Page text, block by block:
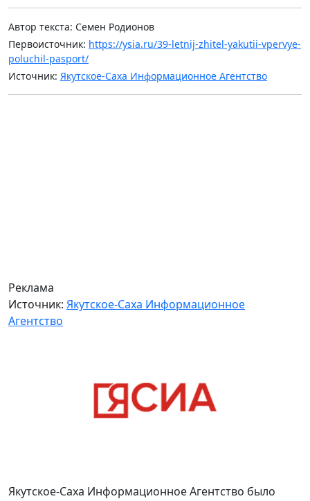
Автор текста: Семен Родионов
Первоисточник: https://ysia.ru/39-letnij-zhitel-yakutii-vpervye-
poluchil-pasport/
Источник: Якутское-Саха Информационное Агентство
Реклама
Источник: Якутское-Саха Информационное
Агентство
Якутское-Саха Информационное Агентство было